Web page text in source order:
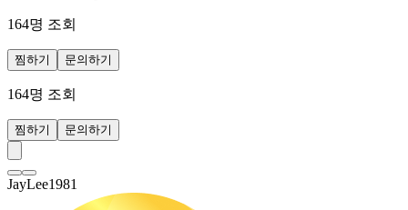
164명 조회
찜하기 문의하기
164명 조회
찜하기 문의하기
JayLee1981